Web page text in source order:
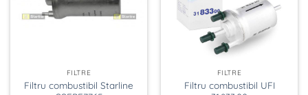
FILTRE
Filtru combustibil Starline
FILTRE
Filtru combustibil UFI